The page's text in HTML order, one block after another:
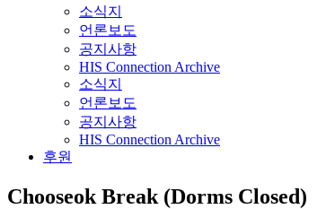
소식지
언론보도
공지사항
HIS Connection Archive
소식지
언론보도
공지사항
HIS Connection Archive
후원
Chooseok Break (Dorms Closed)